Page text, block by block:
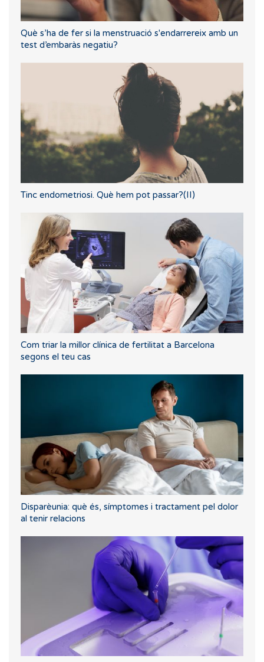
Què s’ha de fer si la menstruació s'endarrereix amb un
test d’embaràs negatiu?
Tinc endometriosi. Què hem pot passar?(II)
Com triar la millor clínica de fertilitat a Barcelona
segons el teu cas
Disparèunia: què és, símptomes i tractament pel dolor
al tenir relacions